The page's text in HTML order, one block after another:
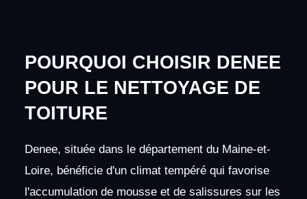
POURQUOI CHOISIR DENEE
POUR LE NETTOYAGE DE
TOITURE
Denee, située dans le département du Maine-et-
Loire, bénéficie d'un climat tempéré qui favorise
l'accumulation de mousse et de salissures sur les